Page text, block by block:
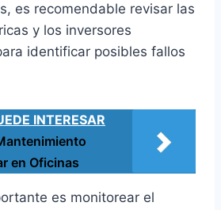
es recomendable revisar las
y los inversores
identificar posibles fallos
INTERESAR
en Oficinas
es monitorear el